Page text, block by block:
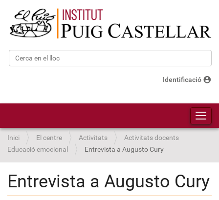
Cerca
Identificació account_circle
Inici El centre Activitats
Activitats docents
Educació emocional
Entrevista a Augusto Cury
Entrevista a Augusto Cury